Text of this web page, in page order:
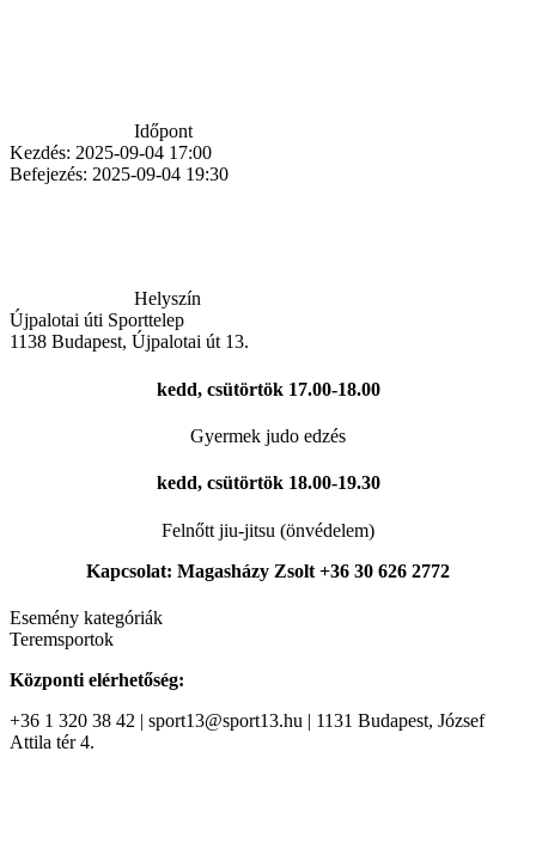
Időpont
Kezdés: 2025-09-04 17:00
Befejezés: 2025-09-04 19:30
Helyszín
Újpalotai úti Sporttelep
1138 Budapest, Újpalotai út 13.
kedd, csütörtök17.00-18.00
Gyermek judo edzés
kedd, csütörtök18.00-19.30
Felnőtt jiu-jitsu (önvédelem)
Kapcsolat: Magasházy Zsolt +36 30 626 2772
Esemény kategóriák
Teremsportok
Központi elérhetőség:
+36 1 320 38 42 | sport13@sport13.hu | 1131 Budapest, József
Attila tér 4.